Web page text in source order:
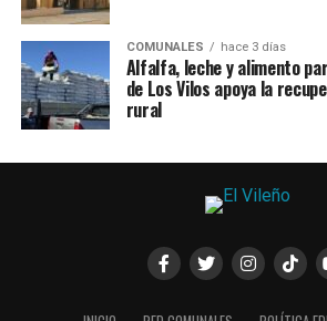
COMUNALES hace 3 días
Alfalfa, leche y alimento
de Los Vilos apoya la
rural